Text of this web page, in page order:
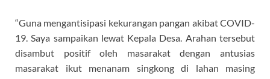
“Guna mengantisipasi kekurangan pangan akibat COVID-
19. Saya sampaikan lewat Kepala Desa. Arahan tersebut
disambut positif oleh masarakat dengan antusias
masarakat ikut menanam singkong di lahan masing